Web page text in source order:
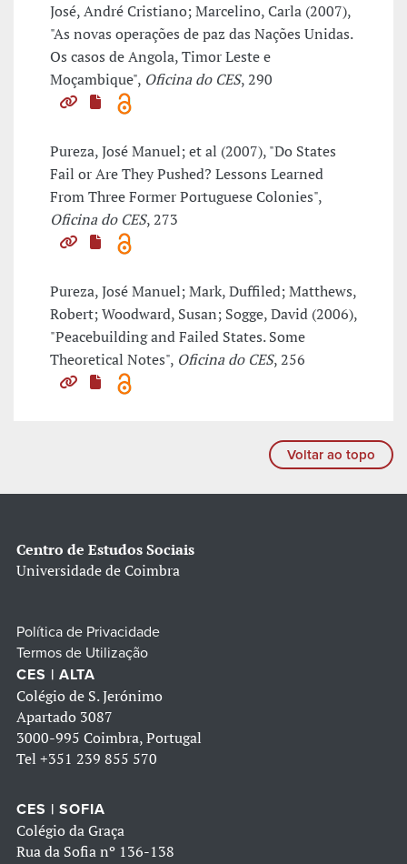
José, André Cristiano; Marcelino, Carla (2007),
"As novas operações de paz das Nações Unidas.
Os casos de Angola, Timor Leste e
Moçambique", Oficina do CES, 290
Pureza, José Manuel; et al (2007), "Do States
Fail or Are They Pushed? Lessons Learned
From Three Former Portuguese Colonies",
Oficina do CES, 273
Pureza, José Manuel; Mark, Duffiled; Matthews,
Robert; Woodward, Susan; Sogge, David (2006),
"Peacebuilding and Failed States. Some
Theoretical Notes", Oficina do CES, 256
Voltar ao topo
Centro de Estudos Sociais
Universidade de Coimbra
Política de Privacidade
Termos de Utilização
CES | ALTA
Colégio de S. Jerónimo
Apartado 3087
3000-995 Coimbra, Portugal
Tel +351 239 855 570
CES | SOFIA
Colégio da Graça
Rua da Sofia nº 136-138